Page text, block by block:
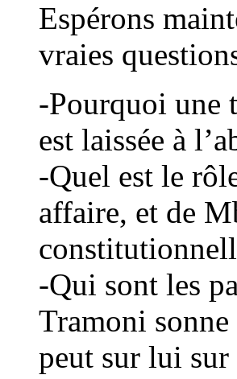
Espérons
vraies
-Pourquoi une
est laissée à
-Quel est le
affaire, et de
-Qui sont les
Tramoni sonne
peut sur lui sur